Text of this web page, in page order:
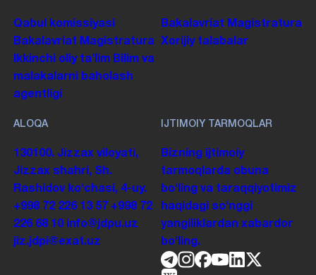
Qabul komissiyasi
Bakalavriat Magistratura
Ikkinchi oliy taʼlim Bilim va
malakalarni baholash
agentligi
Bakalavriat Magistratura
Xorijiy talabalar
ALOQA
130100. Jizzax viloyati,
Jizzax shahri, Sh.
Rashidov koʻchasi, 4-uy.
+998 72 226 13 57 +998 72
226 68 10
info@jdpu.uz
jiz.jdpi@exat.uz
IJTIMOIY TARMOQLAR
Bizning ijtimoiy
tarmoqlarda obuna
boʻling va taraqqiyotimiz
haqidagi soʻnggi
yangiliklardan xabardor
boʻling.